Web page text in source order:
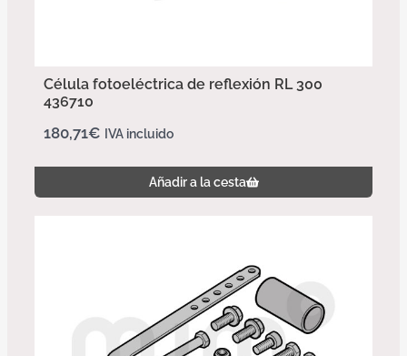
Célula fotoeléctrica de reflexión RL 300
436710
180,71€ IVA incluido
Añadir a la cesta